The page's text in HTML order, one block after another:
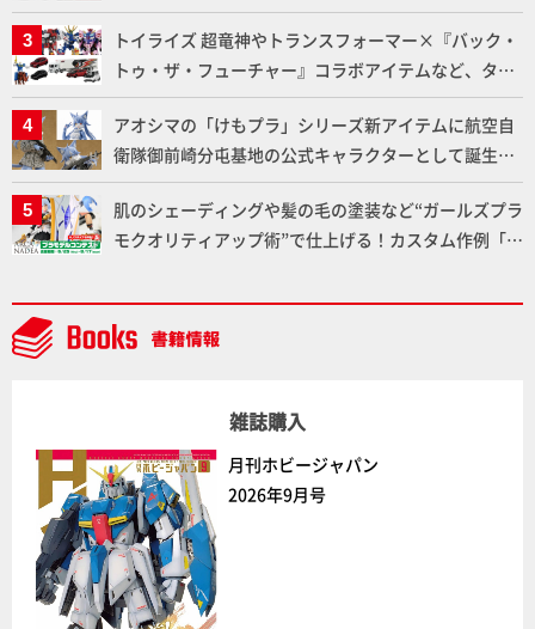
りに!!【試し読み】
トイライズ 超竜神やトランスフォーマー×『バック・
トゥ・ザ・フューチャー』コラボアイテムなど、タカ
ラトミーの注目アイテムをチェック!!【タカラトミー
NEWITEM】
アオシマの「けもプラ」シリーズ新アイテムに航空自
衛隊御前崎分屯基地の公式キャラクターとして誕生し
た「おまねこ」が着任！けもプラ公式サイト限定版と
通常版の2ラインで発売！
肌のシェーディングや髪の毛の塗装など“ガールズプラ
モクオリティアップ術”で仕上げる！カスタム作例「白
デルコンテスト」～8月17日（月）11:59まで応募受付
中】
雑誌購入
月刊ホビージャパン
2026年9月号